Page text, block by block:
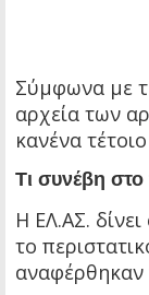
Σύμφωνα με
αρχεία των
κανένα
Τι συνέβη
Η ΕΛ.ΑΣ. δίνει
το